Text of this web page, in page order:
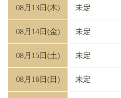
08月13日(木) 未定
08月14日(金) 未定
08月15日(土) 未定
08月16日(日) 未定